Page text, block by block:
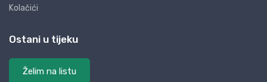
Kolačići
Ostani u tijeku
Želim na listu